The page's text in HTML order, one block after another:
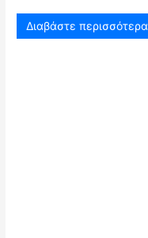
Διαβάστε περισσότερα